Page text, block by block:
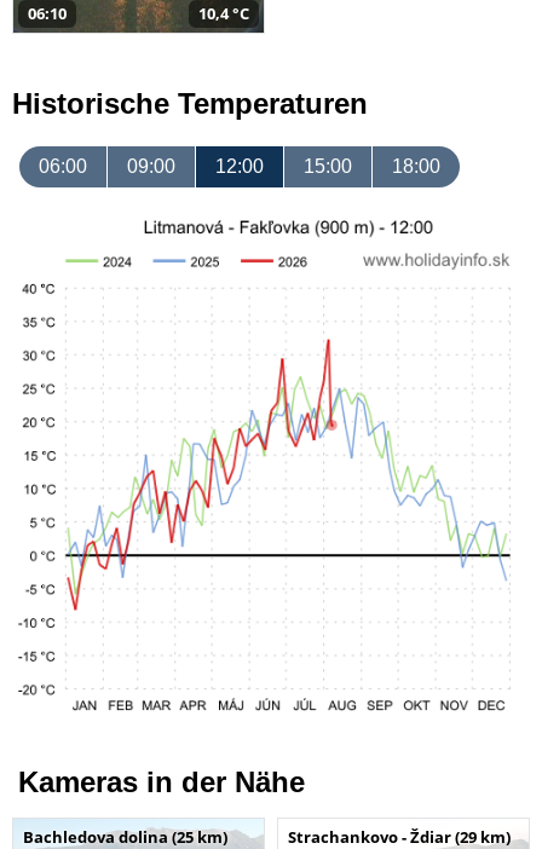
06:10 10,4 °C
Historische Temperaturen
06:00 09:00 12:00 15:00 18:00
Kameras in der Nähe
Bachledova dolina (25 km) Strachankovo - Ždiar (29 km)